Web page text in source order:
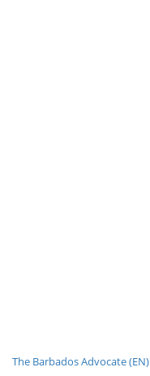
The Barbados Advocate (EN)